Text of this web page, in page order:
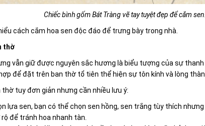
Chiếc bình gốm Bát Tràng vẽ tay tuyệt đẹp để cắm sen.
cách cắm hoa sen độc đáo để trưng bày trong nhà.
thờ
vẫn giữ được nguyên sắc hương là biểu tượng của sự
để đặt trên ban thờ tổ tiên thể hiện sự tôn kính và lòng
tuy đơn giản nhưng cần nhiều lưu ý:
lựa sen, bạn có thể chọn sen hồng, sen trắng tùy thích
để tránh hoa nhanh tàn.